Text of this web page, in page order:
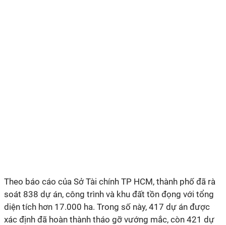
Theo báo cáo của Sở Tài chính TP HCM, thành phố đã rà
soát 838 dự án, công trình và khu đất tồn đọng với tổng
diện tích hơn 17.000 ha. Trong số này, 417 dự án được
xác định đã hoàn thành tháo gỡ vướng mắc, còn 421 dự